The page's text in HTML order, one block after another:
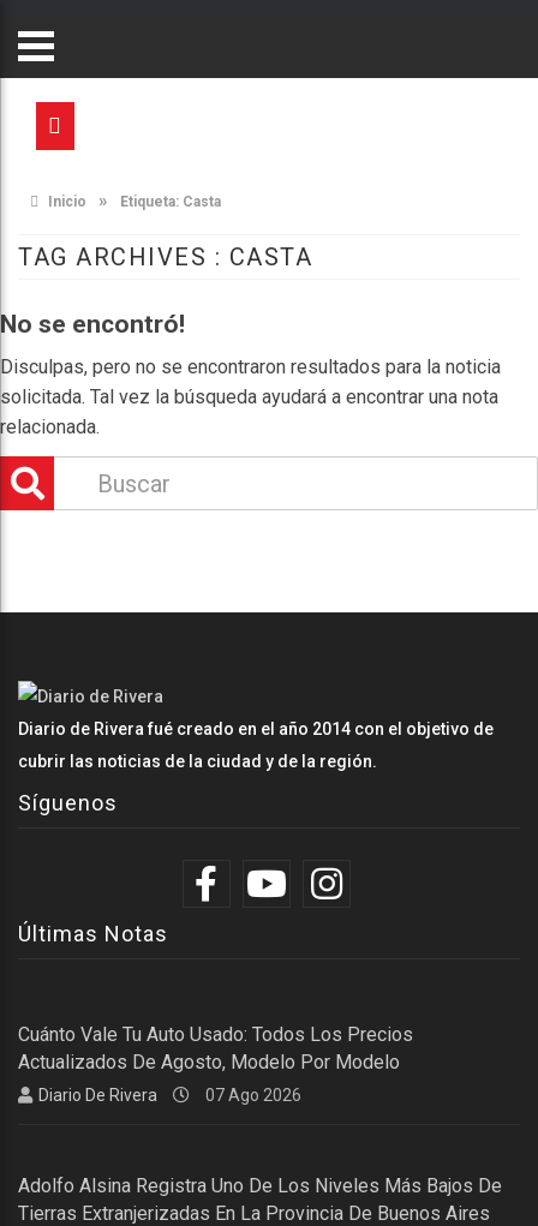
Inicio » Etiqueta: Casta
TAG ARCHIVES : CASTA
No se encontró!
Disculpas, pero no se encontraron resultados para la noticia
solicitada. Tal vez la búsqueda ayudará a encontrar una nota
relacionada.
Diario de Rivera fué creado en el año 2014 con el objetivo de
cubrir las noticias de la ciudad y de la región.
Síguenos
Últimas Notas
Cuánto Vale Tu Auto Usado: Todos Los Precios
Actualizados De Agosto, Modelo Por Modelo
Diario De Rivera 07 Ago 2026
Adolfo Alsina Registra Uno De Los Niveles Más Bajos De
Tierras Extranjerizadas En La Provincia De Buenos Aires